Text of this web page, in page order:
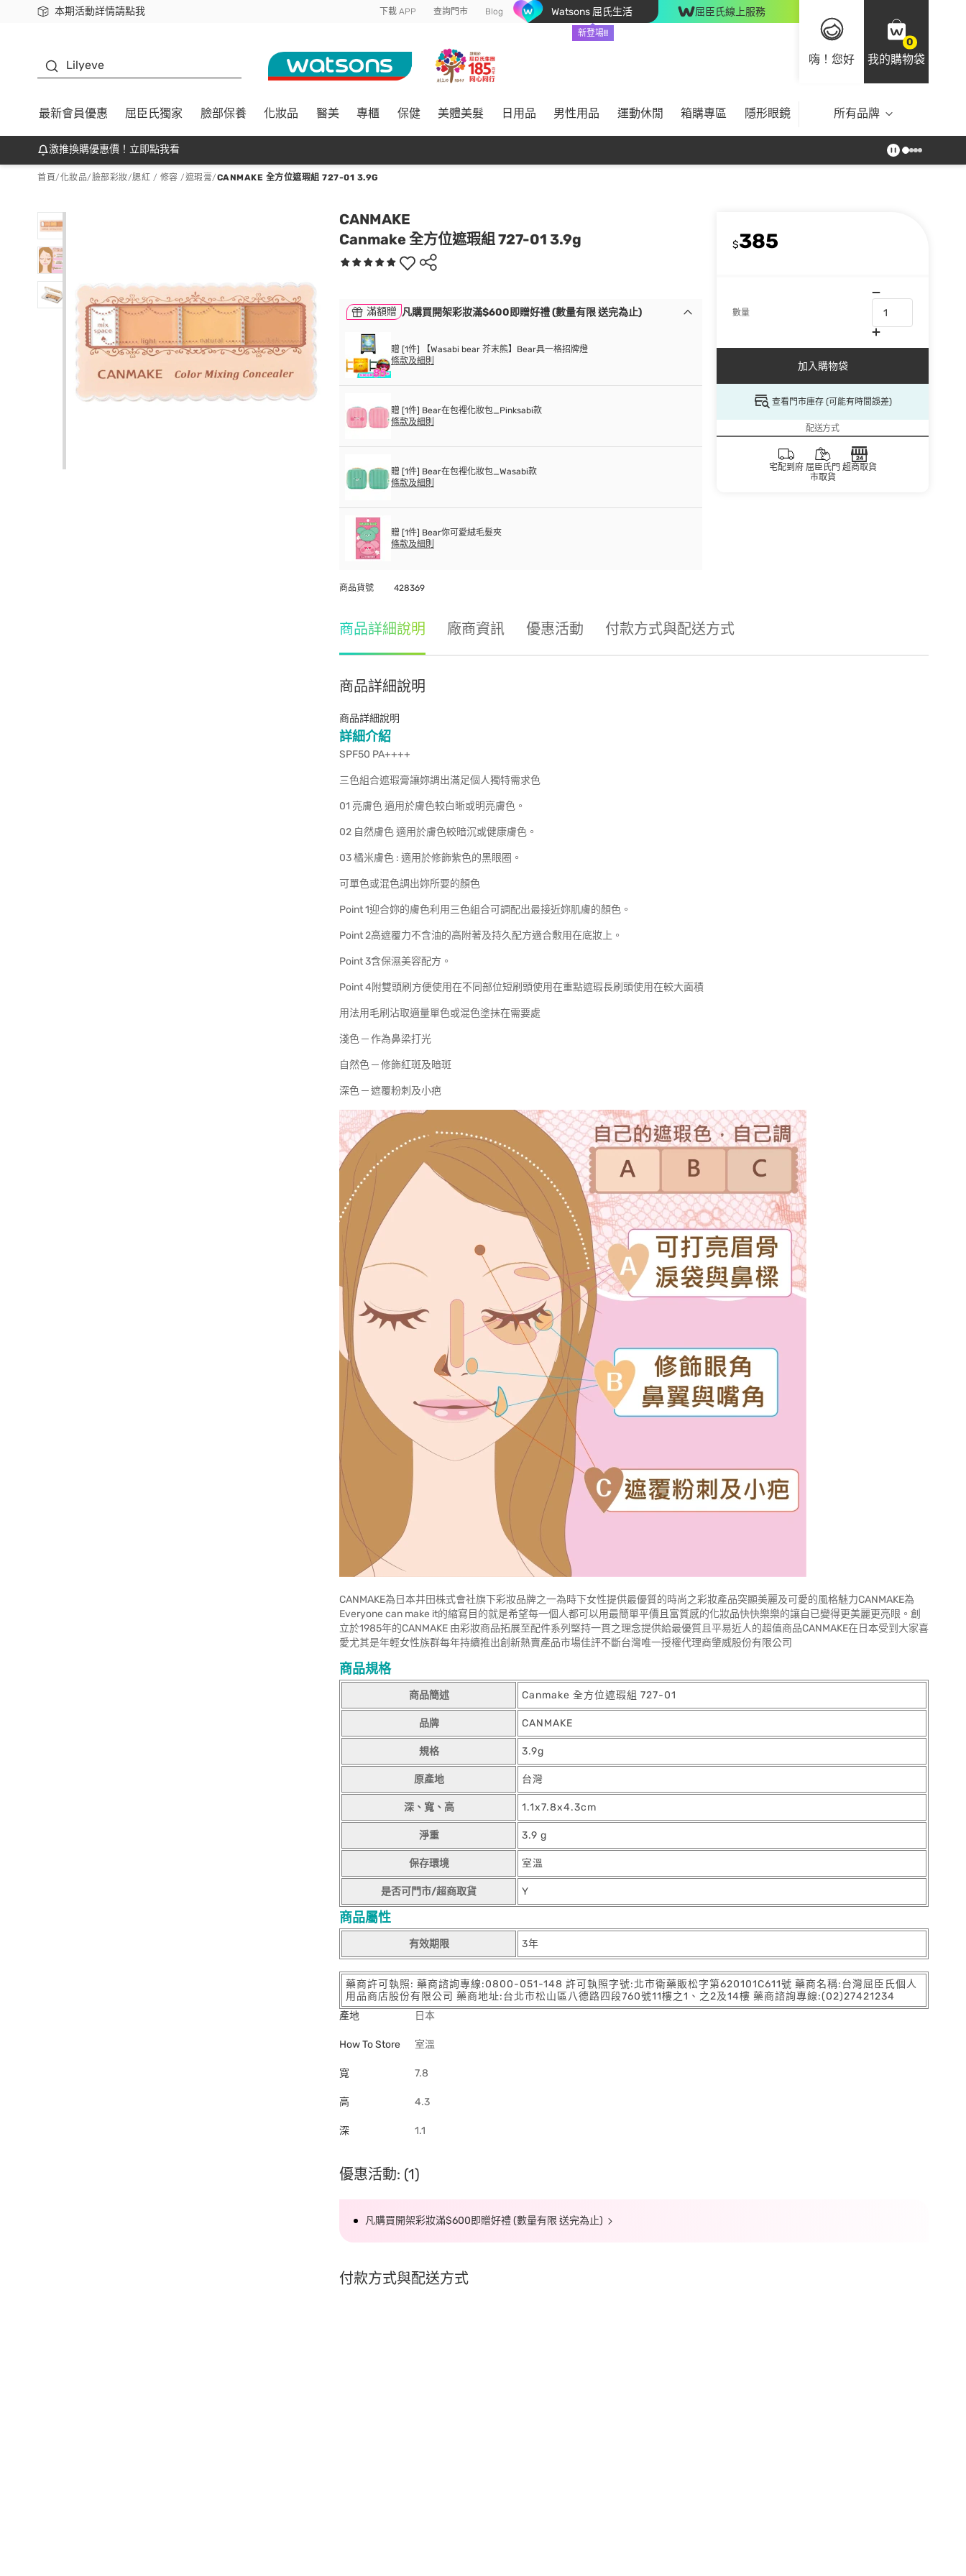
本期活動詳情請點我
下載app最高回饋$350 下載 APP 查詢門市 Blog Watsons 屈氏生活
新登場!!
屈臣氏線上服務
嗨！您好
0
我的購物袋
Lilyeve
最新會員優惠 屈臣氏獨家 臉部保養 化妝品 醫美 專櫃 保健 美體美髮 日用品 男性用品 運動休閒 箱購專區 隱形眼鏡 所有品牌
激推換購優惠價！立即點我看
首頁/化妝品/臉部彩妝/腮紅 / 修容 /遮瑕膏/CANMAKE 全方位遮瑕組 727-01 3.9G
CANMAKE
Canmake 全方位遮瑕組 727-01 3.9g
$385
數量
加入購物袋
查看門市庫存 (可能有時間誤差)
配送方式
宅配到府 屈臣氏門
市取貨
超商取貨
滿額贈 凡購買開架彩妝滿$600即贈好禮 (數量有限 送完為止)
贈 [1件] 【Wasabi bear 芥末熊】Bear具一格招牌燈
條款及細則
贈 [1件] Bear在包裡化妝包_Pinksabi款
條款及細則
贈 [1件] Bear在包裡化妝包_Wasabi款
條款及細則
贈 [1件] Bear你可愛絨毛髮夾
條款及細則
商品貨號 428369
商品詳細說明 廠商資訊 優惠活動 付款方式與配送方式
商品詳細說明
商品詳細說明
詳細介紹
SPF50 PA++++
三色組合遮瑕膏讓妳調出滿足個人獨特需求色
01 亮膚色 適用於膚色較白晰或明亮膚色。
02 自然膚色 適用於膚色較暗沉或健康膚色。
03 橘米膚色 : 適用於修飾紫色的黑眼圈。
可單色或混色調出妳所要的顏色
Point 1迎合妳的膚色利用三色組合可調配出最接近妳肌膚的顏色。
Point 2高遮覆力不含油的高附著及持久配方適合敷用在底妝上。
Point 3含保濕美容配方。
Point 4附雙頭刷方便使用在不同部位短刷頭使用在重點遮瑕長刷頭使用在較大面積
用法用毛刷沾取適量單色或混色塗抹在需要處
淺色 ─ 作為鼻梁打光
自然色 ─ 修飾紅斑及暗斑
深色 ─ 遮覆粉刺及小疤
CANMAKE為日本井田株式會社旗下彩妝品牌之一為時下女性提供最優質的時尚之彩妝產品突顯美麗及可愛的風格魅力CANMAKE為
Everyone can make it的縮寫目的就是希望每一個人都可以用最簡單平價且富質感的化妝品快快樂樂的讓自已變得更美麗更亮眼。創
立於1985年的CANMAKE 由彩妝商品拓展至配件系列堅持一貫之理念提供給最優質且平易近人的超值商品CANMAKE在日本受到大家喜
愛尤其是年輕女性族群每年持續推出創新熱賣產品市場佳評不斷台灣唯一授權代理商肇威股份有限公司
商品規格
商品簡述 Canmake 全方位遮瑕組 727-01
品牌 CANMAKE
規格 3.9g
原產地 台灣
深、寬、高 1.1x7.8x4.3cm
淨重 3.9 g
保存環境 室溫
是否可門市/超商取貨 Y
商品屬性
有效期限 3年
藥商許可執照: 藥商諮詢專線:0800-051-148 許可執照字號:北市衛藥販松字第620101C611號 藥商名稱:台灣屈臣氏個人
用品商店股份有限公司 藥商地址:台北市松山區八德路四段760號11樓之1、之2及14樓 藥商諮詢專線:(02)27421234
產地
日本
How To Store 室溫
寬 7.8
高 4.3
深 1.1
優惠活動: (1)
凡購買開架彩妝滿$600即贈好禮 (數量有限 送完為止)
付款方式與配送方式